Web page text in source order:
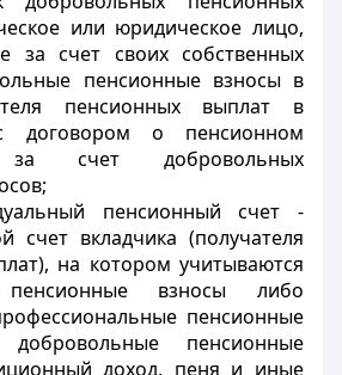
или юридическое лицо,
за счет своих собственных
пенсионные взносы в
пенсионных выплат в
договором о пенсионном
за счет добровольных
пенсионный счет -
счет вкладчика (получателя
на котором учитываются
пенсионные взносы либо
пенсионные
пенсионные
доход, пеня и иные